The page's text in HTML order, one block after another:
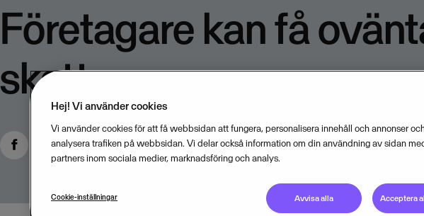
Företagare kan få
skattepengar
JANUARY 8, 20081MIN READ
Hej! Vi använder cookies
Vi använder cookies för att få webbsidan att fungera, personalisera innehåll och annonser
analysera trafiken på webbsidan. Vi delar också information om din användning av sidan
partners inom sociala medier, marknadsföring och analys.
Cookie-inställningar Avvisa alla Acceptera